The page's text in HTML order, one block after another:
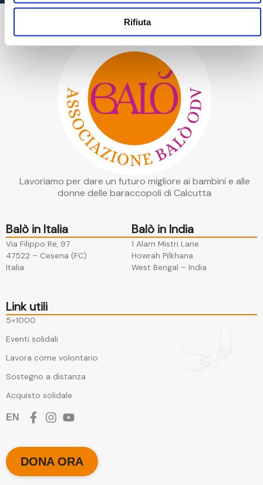
Rifiuta
Lavoriamo per dare un futuro migliore ai bambini e alle
donne delle baraccopoli di Calcutta
Balò in Italia
Via Filippo Re, 97
47522 – Cesena (FC)​
Italia
Balò in India
1 Alam Mistri Lane
Howrah Pilkhana​
West Bengal – India
Link utili
5×1000
Eventi solidali
Lavora come volontario
Sostegno a distanza
Acquisto solidale
EN
DONA ORA